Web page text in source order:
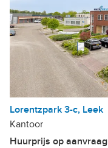
Lorentzpark 3-c, Leek
Kantoor
Huurprijs op aanvraag